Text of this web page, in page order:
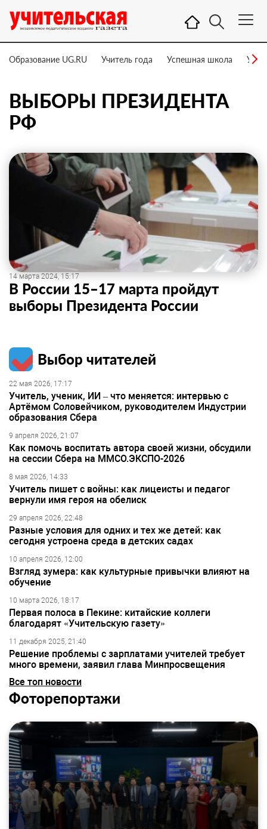
Образование UG.RU Учитель года Успешная школа
ВЫБОРЫ ПРЕЗИДЕНТА
РФ
14 марта 2024, 15:17
В России 15–17 марта пройдут
выборы Президента России
Выбор читателей
22 мая 2026, 17:17
Учитель, ученик, ИИ – что меняется: интервью с
Артёмом Соловейчиком, руководителем Индустрии
образования Сбера
9 апреля 2026, 21:07
Как помочь воспитать автора своей жизни, обсудили
на сессии Сбера на ММСО.ЭКСПО-2026
8 мая 2026, 14:33
Учитель пишет с войны: как лицеисты и педагог
вернули имя героя на обелиск
29 апреля 2026, 22:48
Разные условия для одних и тех же детей: как
сегодня устроена среда в детских садах
10 апреля 2026, 12:00
Взгляд зумера: как культурные привычки влияют на
обучение
10 марта 2026, 18:17
Первая полоса в Пекине: китайские коллеги
благодарят «Учительскую газету»
11 декабря 2025, 21:40
Решение проблемы с зарплатами учителей требует
много времени, заявил глава Минпросвещения
Все топ новости
Фоторепортажи